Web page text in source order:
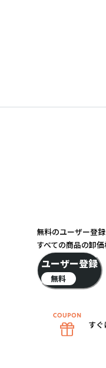
無料のユーザー登
すべての商品の卸価
ユーザー登録
無料
すぐ